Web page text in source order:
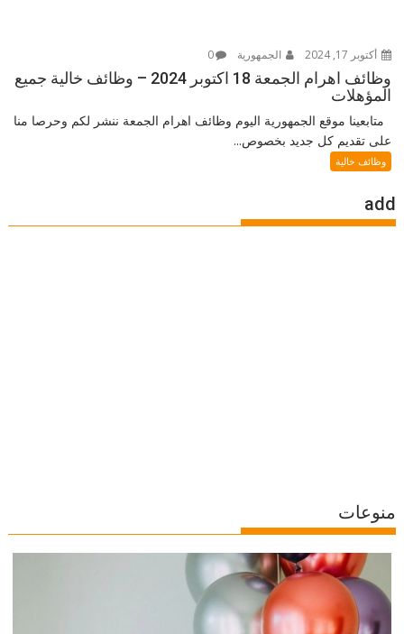
أكتوبر 17, 2024 الجمهورية 0
وظائف اهرام الجمعة 18 اكتوبر 2024 – وظائف خالية جميع
المؤهلات
متابعينا موقع الجمهورية اليوم وظائف اهرام الجمعة ننشر لكم وحرصا منا
على تقديم كل جديد بخصوص...
وظائف خالية
add
منوعات